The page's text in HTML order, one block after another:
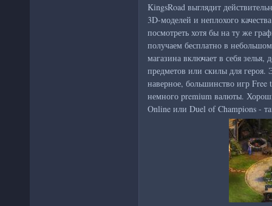
KingsRoad выглядит
3D-моделей и неплохого
посмотреть хотя бы на ту же
получаем бесплатно в
магазина включает в себя
предметов или скилы для
наверное, большинство игр Free
немного premium валюты.
Online или Duel of Champions -